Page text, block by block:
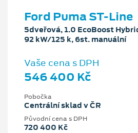
Ford Puma ST-Line
5dveřová, 1.0 EcoBoost
92 kW/125 k, 6st. manuální
Vaše cena s DPH
546 400 Kč
Pobočka
Centrální sklad v ČR
Původní cena s DPH
720 400 Kč